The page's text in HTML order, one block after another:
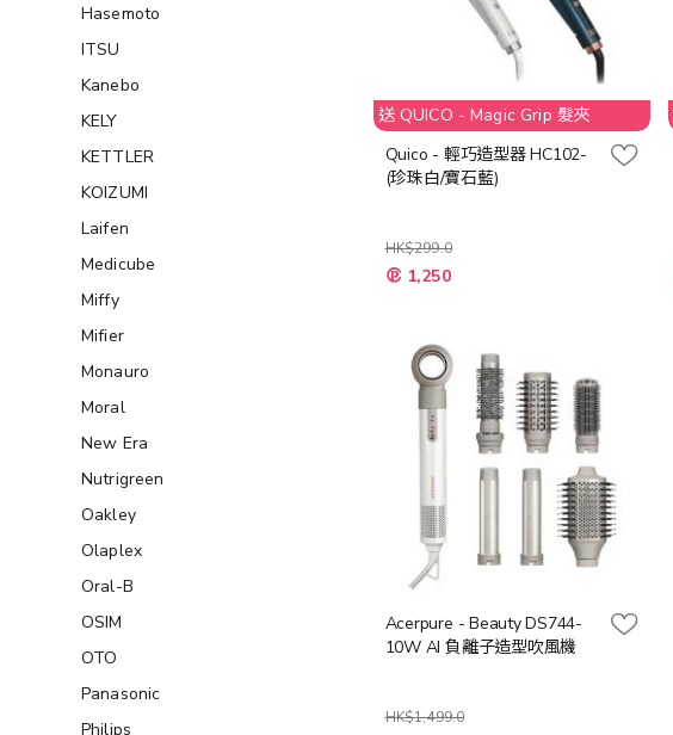
送 QUICO - Magic Grip 髮夾
Quico - 輕巧造型器 HC102-
(珍珠白/寶石藍)
HK$299.0
1,250
Acerpure - Beauty DS744-
10W AI 負離子造型吹風機
HK$1,499.0
Hasemoto
ITSU
Kanebo
KELY
KETTLER
KOIZUMI
Laifen
Medicube
Miffy
Mifier
Monauro
Moral
New Era
Nutrigreen
Oakley
Olaplex
Oral-B
OSIM
OTO
Panasonic
Philips